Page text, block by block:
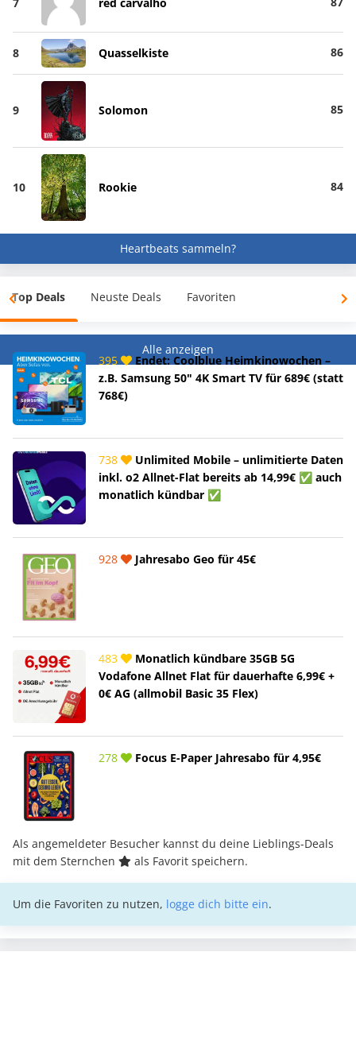
8 Quasselkiste 86
9 Solomon 85
10 Rookie 84
Heartbeats sammeln?
Top Deals Neuste Deals Favoriten
Alle anzeigen
395
Endet: Coolblue Heimkinowochen –
z.B. Samsung 50" 4K Smart TV für 689€ (statt
768€)
738
Unlimited Mobile – unlimitierte Daten
inkl. o2 Allnet-Flat bereits ab 14,99€ ✅ auch
monatlich kündbar ✅
928 Jahresabo Geo für 45€
483
Monatlich kündbare 35GB 5G
Vodafone Allnet Flat für dauerhafte 6,99€ +
0€ AG (allmobil Basic 35 Flex)
278 Focus E-Paper Jahresabo für 4,95€
Als angemeldeter Besucher kannst du deine Lieblings-Deals
mit dem Sternchen
als Favorit speichern.
Um die Favoriten zu nutzen, logge dich bitte ein.